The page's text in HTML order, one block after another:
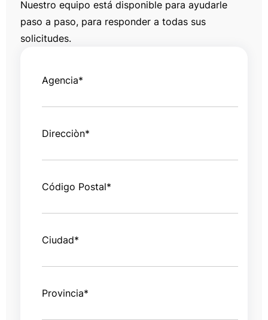
Nuestro equipo está disponible para ayudarle
paso a paso, para responder a todas sus
solicitudes.
Agencia*
Direcciòn*
Código Postal*
Ciudad*
Provincia*